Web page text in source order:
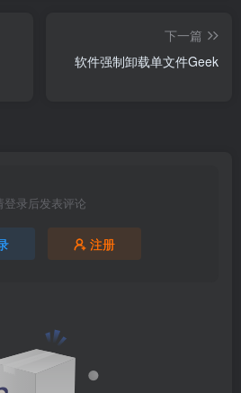
下一篇
软件强制卸载单文件Geek
登录后发表评论
注册